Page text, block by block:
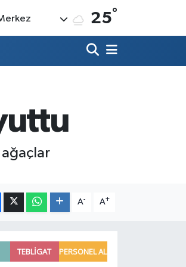
25°
ağaçlar
A- A+